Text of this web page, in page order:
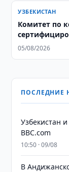
УЗБЕКИСТАН
Комитет по
05/08/2026
ПОСЛЕДНИЕ
Узбекистан
BBC.com
10:50 · 09/08
В